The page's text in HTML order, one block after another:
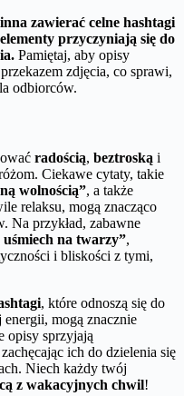
zawierać celne hashtagi
przyczyniają się do
Pamiętaj, aby opisy
zdjęcia, co sprawi,
odbiorców.
radością, beztroską i
Ciekawe cytaty, takie
wolnością”, a także
relaksu, mogą znacząco
Na przykład, zabawne
na twarzy”,
i bliskości z tymi,
, które odnoszą się do
mogą znacznie
opisy sprzyjają
ich do dzielenia się
Niech każdy twój
z wakacyjnych chwil!